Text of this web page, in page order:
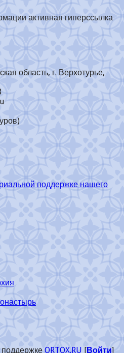
активная гиперссылка
область, г. Верхотурье,
поддержке нашего
поддержкеORTOX.RU [Войти]